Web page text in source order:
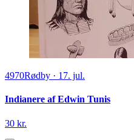
4970Rødby · 17. jul.
Indianere af Edwin Tunis
30 kr.